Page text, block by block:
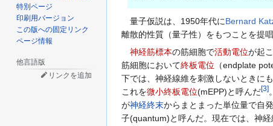
量子仮説は、1950年代にBernard
離散的性質（量子性）をもつことを提
神経筋標本の筋細胞で活動電位が起
筋細胞において終板電位 （endplate
下では、神経線維を刺激しないときに
これを微小終板電位(mEPP)と呼んだ[3]
が神経終末からまとまった単位量で自
子(quantum)と呼んだ。現在では、神経
特別ページ
印刷用バージョン
この版への固定リンク
ページ情報
他言語版
リンクを追加